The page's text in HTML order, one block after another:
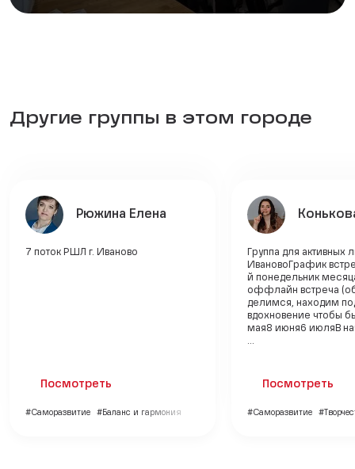
Другие группы в этом городе
Рюжина Елена
7 поток РШЛ г. Иваново
Посмотреть
#Саморазвитие #Баланс и гармония
Группа для активных
ИвановоГрафик
й понедельник
оффлайн встреча
делимся, находим
вдохновение чтобы
мая8 июня6 июляВ
...
Посмотреть
#Саморазвитие